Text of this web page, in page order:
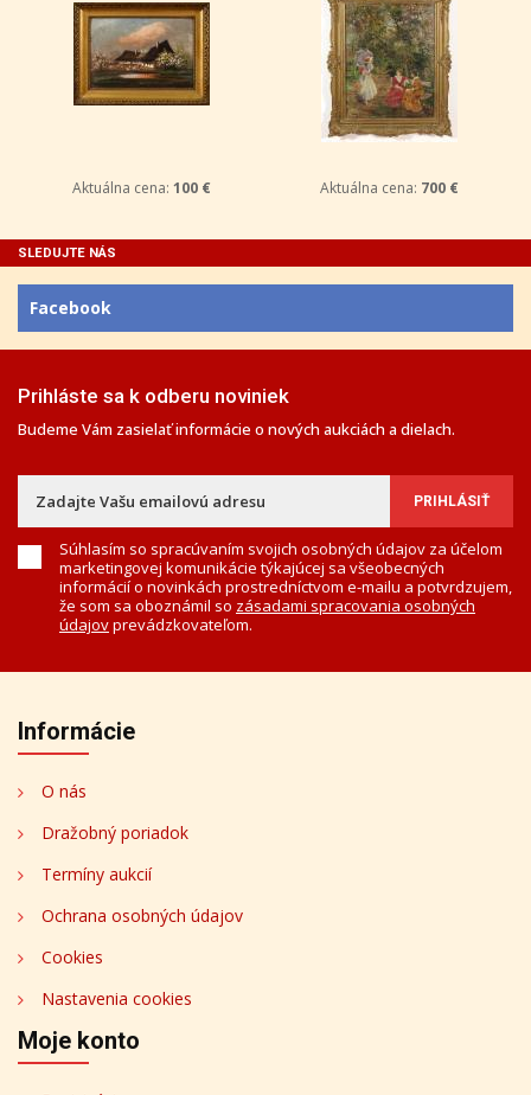
Aktuálna cena: 100 € Aktuálna cena: 700 €
SLEDUJTE NÁS
Facebook
Prihláste sa k odberu noviniek
Budeme Vám zasielať informácie o nových aukciách a dielach.
Súhlasím so spracúvaním svojich osobných údajov za účelom
marketingovej komunikácie týkajúcej sa všeobecných
informácií o novinkách prostredníctvom e-mailu a potvrdzujem,
že som sa oboznámil so zásadami spracovania osobných
údajovprevádzkovateľom.
Informácie
O nás
Dražobný poriadok
Termíny aukcií
Ochrana osobných údajov
Cookies
Nastavenia cookies
Moje konto